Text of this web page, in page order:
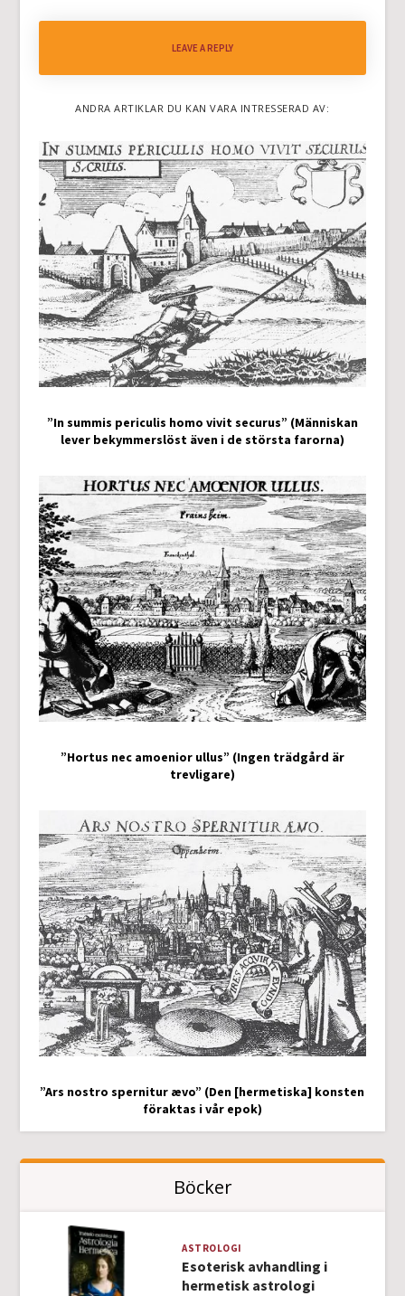
LEAVE A REPLY
ANDRA ARTIKLAR DU KAN VARA INTRESSERAD AV:
”In summis periculis homo vivit securus” (Människan
lever bekymmerslöst även i de största farorna)
”Hortus nec amoenior ullus” (Ingen trädgård är
trevligare)
”Ars nostro spernitur ævo” (Den [hermetiska] konsten
föraktas i vår epok)
Böcker
ASTROLOGI
Esoterisk avhandling i
hermetisk astrologi